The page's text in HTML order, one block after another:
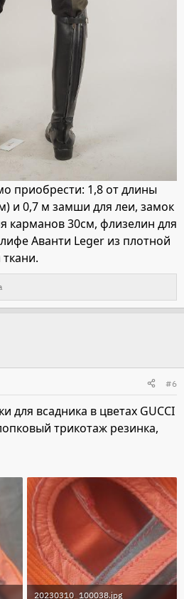
приобрести: 1,8 от длины
и 0,7 м замши для леи, замок
карманов 30см, флизелин для
Аванти Leger из плотной
#6
для всадника в цветах GUCCI
трикотаж резинка,
20230310_100038.jpg